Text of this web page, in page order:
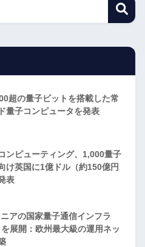
超の量子ビットを搭載した常
量子コンピュータを発表
ンピューティング、1,000量子
け英国に1億ドル（約150億円
表
アの国家量子通信インフラ
を展開：欧州最大級の運用ネッ